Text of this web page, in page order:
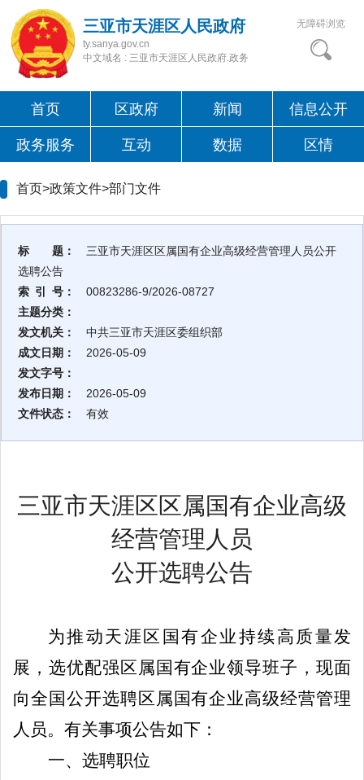
三亚市天涯区人民政府
ty.sanya.gov.cn
中文域名 : 三亚市天涯区人民政府.政务
无障碍浏览
首页 区政府 新闻 信息公开
政务服务 互动 数据 区情
首页>政策文件>部门文件
标 题：
三亚市天涯区区属国有企业高级经营管理人员公开
选聘公告
索 引 号：
00823286-9/2026-08727
主题分类：
发文机关：
中共三亚市天涯区委组织部
成文日期：
2026-05-09
发文字号：
发布日期：
2026-05-09
文件状态：
有效
三亚市天涯区区属国有企业高级
经营管理人员
公开选聘公告
为推动天涯区 国有企业持续高质量发
展，选优配强区 属国有企业领导班子，现面
向全国公开选聘区 属国有企业高级经营管理
人员。有关事项公告如下：
一、选聘职位